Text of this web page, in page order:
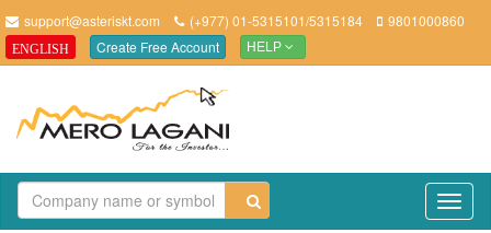
support@asteriskt.com (+977) 01-5315101/5315184 9801000860
ENGLISH Create Free Account HELP